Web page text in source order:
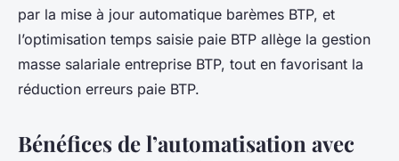
par la mise à jour automatique barèmes BTP, et
l’optimisation temps saisie paie BTP allège la gestion
masse salariale entreprise BTP, tout en favorisant la
réduction erreurs paie BTP.
Bénéfices de l’automatisation avec